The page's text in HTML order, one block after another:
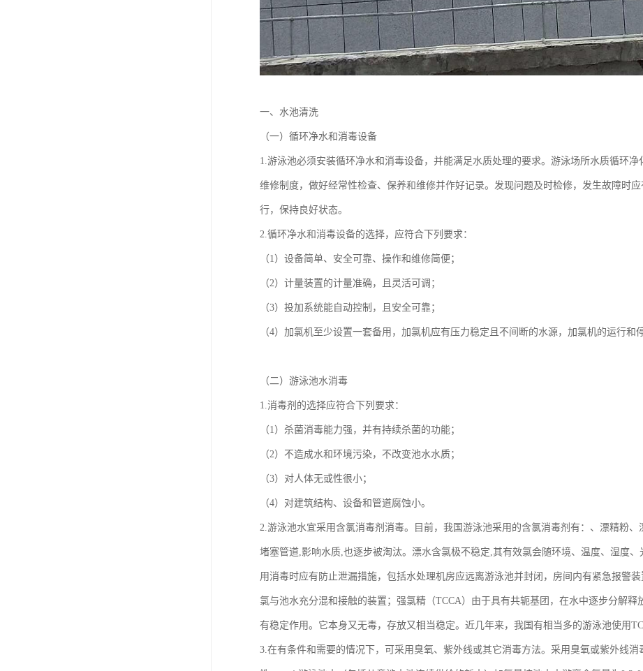
一、水池清洗
（一）循环净水和消毒设备
1.游泳池必须安装循环净水和消毒设备，并能满足水质处理的要求。游泳场所水质循环
维修制度，做好经常性检查、保养和维修并作好记录。发现问题及时检修，发生故障时
行，保持良好状态。
2.循环净水和消毒设备的选择，应符合下列要求：
（1）设备简单、安全可靠、操作和维修简便；
（2）计量装置的计量准确，且灵活可调；
（3）投加系统能自动控制，且安全可靠；
（4）加氯机至少设置一套备用，加氯机应有压力稳定且不间断的水源，加氯机的运行和
（二）游泳池水消毒
1.消毒剂的选择应符合下列要求：
（1）杀菌消毒能力强，并有持续杀菌的功能；
（2）不造成水和环境污染，不改变池水水质；
（3）对人体无或性很小；
（4）对建筑结构、设备和管道腐蚀小。
2.游泳池水宜采用含氯消毒剂消毒。目前，我国游泳池采用的含氯消毒剂有：、漂精粉
堵塞管道,影响水质,也逐步被淘汰。漂水含氯极不稳定,其有效氯会随环境、温度、湿度
用消毒时应有防止泄漏措施，包括水处理机房应远离游泳池并封闭，房间内有紧急报警
氯与池水充分混和接触的装置；强氯精（TCCA）由于具有共轭基团，在水中逐步分解
有稳定作用。它本身又无毒，存放又相当稳定。近几年来，我国有相当多的游泳池使用
3.在有条件和需要的情况下，可采用臭氧、紫外线或其它消毒方法。采用臭氧或紫外线